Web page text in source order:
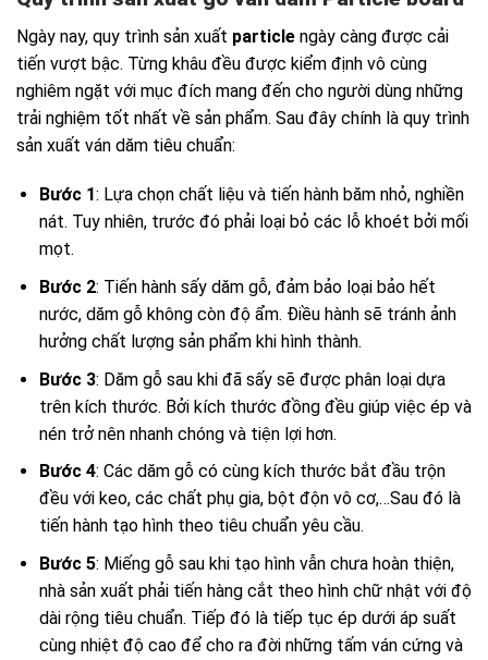
Ngày nay, quy trình sản xuất particle ngày càng được cải
tiến vượt bậc. Từng khâu đều được kiểm định vô cùng
nghiêm ngặt với mục đích mang đến cho người dùng những
trải nghiệm tốt nhất về sản phẩm. Sau đây chính là quy trình
sản xuất ván dăm tiêu chuẩn:
Bước 1: Lựa chọn chất liệu và tiến hành băm nhỏ, nghiền
nát. Tuy nhiên, trước đó phải loại bỏ các lỗ khoét bởi mối
mọt.
Bước 2: Tiến hành sấy dăm gỗ, đảm bảo loại bảo hết
nước, dăm gỗ không còn độ ẩm. Điều hành sẽ tránh ảnh
hưởng chất lượng sản phẩm khi hình thành.
Bước 3: Dăm gỗ sau khi đã sấy sẽ được phân loại dựa
trên kích thước. Bởi kích thước đồng đều giúp việc ép và
nén trở nên nhanh chóng và tiện lợi hơn.
Bước 4: Các dăm gỗ có cùng kích thước bắt đầu trộn
đều với keo, các chất phụ gia, bột độn vô cơ,…Sau đó là
tiến hành tạo hình theo tiêu chuẩn yêu cầu.
Bước 5: Miếng gỗ sau khi tạo hình vẫn chưa hoàn thiện,
nhà sản xuất phải tiến hàng cắt theo hình chữ nhật với độ
dài rộng tiêu chuẩn. Tiếp đó là tiếp tục ép dưới áp suất
cùng nhiệt độ cao để cho ra đời những tấm ván cứng và